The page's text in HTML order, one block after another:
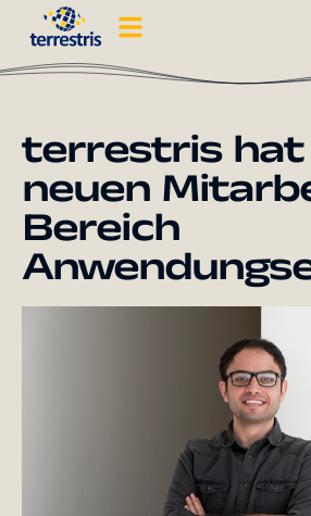
terrestris hat
neuen
Bereich